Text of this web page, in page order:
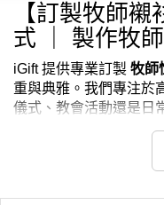
【訂製牧師
式 ｜ 製作牧
iGift 提供專業訂製 牧師
重與典雅。我們專注於
儀式、教會活動還是日
女牧師
料，結合精緻的製作工
現專業形象。不論您需